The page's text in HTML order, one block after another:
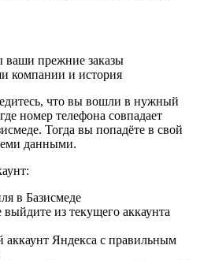
ваши прежние заказы
компании и история
что вы вошли в нужный
номер телефона совпадает
Тогда вы попадёте в свой
данными.
в Базисмеде
из текущего аккаунта
Яндекса с правильным